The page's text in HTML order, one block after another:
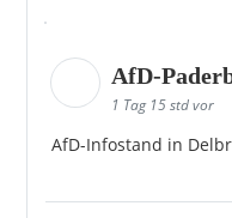
AfD-
1 Tag 15 std vor
AfD-Infostand in